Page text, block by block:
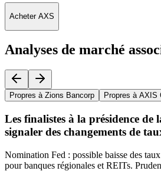
Acheter AXS
Analyses de marché
Propres à Zions Bancorp Propres à AXIS
Les finalistes à la présidence
signaler des changements de
Nomination Fed : possible baisse des
pour banques régionales et REITs.